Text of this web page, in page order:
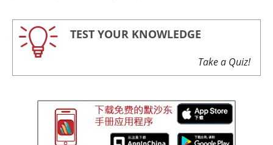
TEST YOUR KNOWLEDGE
Take a Quiz!